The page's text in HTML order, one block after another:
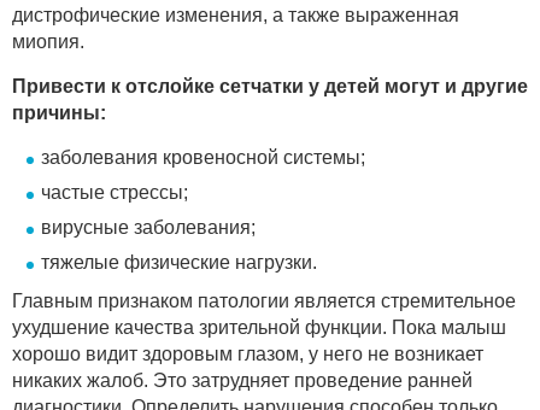
дистрофические изменения, а также выраженная
миопия.
Привести к отслойке сетчатки у детей могут и другие
причины:
заболевания кровеносной системы;
частые стрессы;
вирусные заболевания;
тяжелые физические нагрузки.
Главным признаком патологии является стремительное
ухудшение качества зрительной функции. Пока малыш
хорошо видит здоровым глазом, у него не возникает
никаких жалоб. Это затрудняет проведение ранней